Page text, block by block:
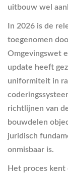
uitbouw wel
In 2026 is de
toegenomen
Omgevingswet
update heeft
uniformiteit in
richtlijnen van
bouwdelen
juridisch
onmisbaar is.
Het proces